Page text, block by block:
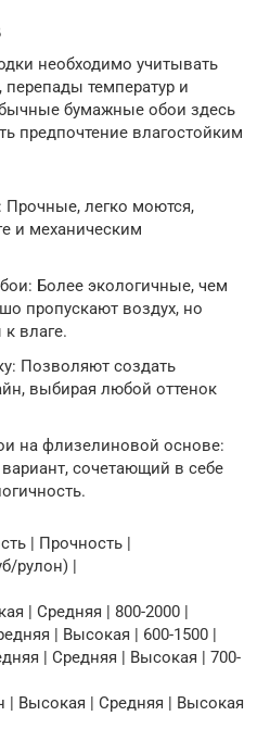
необходимо учитывать
температур и
бумажные обои здесь
предпочтение влагостойким
легко моются,
и механическим
Более экологичные, чем
пропускают воздух, но
влаге.
Позволяют создать
выбирая любой оттенок
на флизелиновой основе:
сочетающий в себе
| Прочность |
рулон) |
| Средняя | 800-2000 |
| Высокая | 600-1500 |
| Средняя | Высокая | 700-
| Высокая | Средняя | Высокая